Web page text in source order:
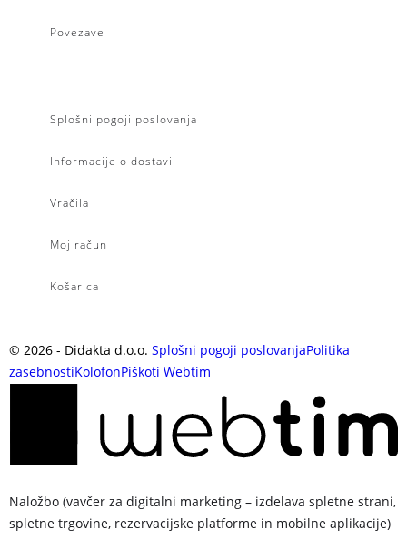
Povezave
Splošni pogoji poslovanja
Informacije o dostavi
Vračila
Moj račun
Košarica
© 2026 - Didakta d.o.o. Splošni pogoji poslovanjaPolitika
zasebnostiKolofonPiškoti Webtim
Naložbo (vavčer za digitalni marketing – izdelava spletne strani,
spletne trgovine, rezervacijske platforme in mobilne aplikacije)